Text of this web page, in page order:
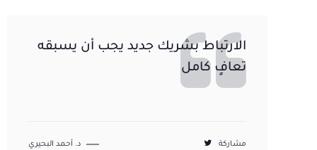
الارتباط بشريك جديد يجب أن يسبقه
تعافٍ كامل
مشاركة د. أحمد البحيري